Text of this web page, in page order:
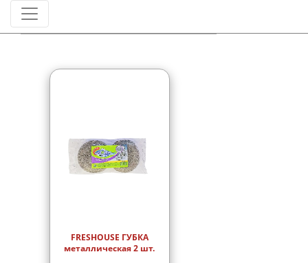
FRESHOUSE ГУБКА
металлическая 2 шт.